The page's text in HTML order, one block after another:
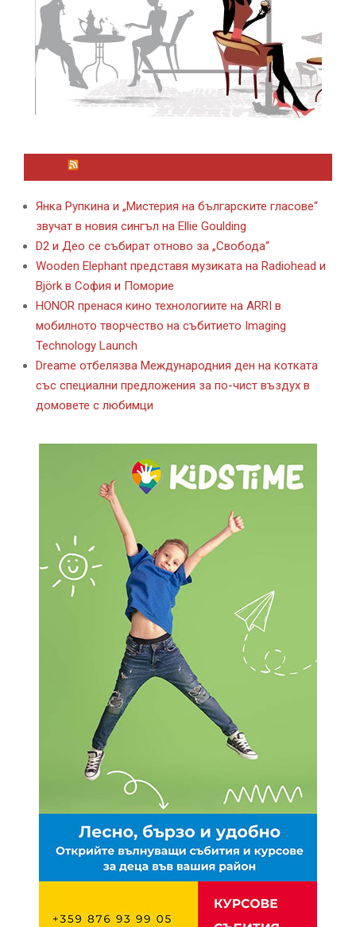
Янка Рупкина и „Мистерия на българските гласове“
звучат в новия сингъл на Ellie Goulding
D2 и Део се събират отново за „Свобода“
Wooden Elephant представя музиката на Radiohead и
Björk в София и Поморие
HONOR пренася кино технологиите на ARRI в
мобилното творчество на събитието Imaging
Technology Launch
Dreame отбелязва Международния ден на котката
със специални предложения за по-чист въздух в
домовете с любимци